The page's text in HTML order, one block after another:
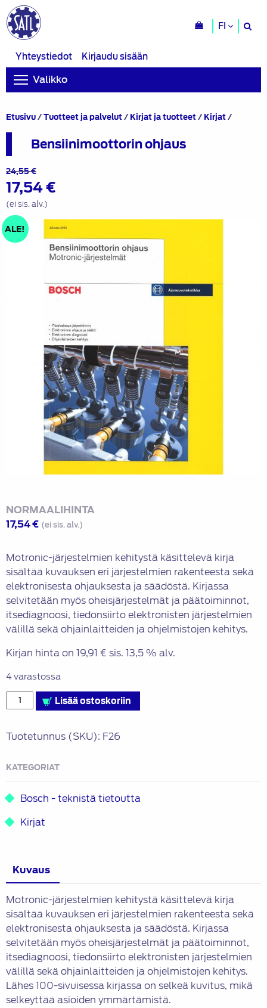
FI
Yhteystiedot
Kirjaudu sisään
Valikko
Etusivu/Tuotteet ja palvelut/ Kirjat ja tuotteet/ Kirjat/
Bensiinimoottorin ohjaus
24,55€
Alkuperäinen
hinta
oli:
24,55 €.
17,54€
Nykyinen
hinta
on:
17,54 €.
(ei sis. alv.)
ALE!
NORMAALIHINTA
17,54€ (ei sis. alv.)
Motronic-järjestelmien kehitystä käsittelevä kirja
sisältää kuvauksen eri järjestelmien rakenteesta sekä
elektronisesta ohjauksesta ja säädöstä. Kirjassa
selvitetään myös oheisjärjestelmät ja päätoiminnot,
itsediagnoosi, tiedonsiirto elektronisten järjestelmien
välillä sekä ohjainlaitteiden ja ohjelmistojen kehitys.
Kirjan hinta on 19,91 € sis. 13,5 % alv.
4 varastossa
Bensiinimoottorin
ohjaus
Lisää ostoskoriin
Tuotetunnus (SKU): F26
KATEGORIAT
Bosch - teknistä tietoutta
Kirjat
Kuvaus
Motronic-järjestelmien kehitystä käsittelevä kirja
sisältää kuvauksen eri järjestelmien rakenteesta sekä
elektronisesta ohjauksesta ja säädöstä. Kirjassa
selvitetään myös oheisjärjestelmät ja päätoiminnot,
itsediagnoosi, tiedonsiirto elektronisten järjestelmien
välillä sekä ohjainlaitteiden ja ohjelmistojen kehitys.
Lähes 100-sivuisessa kirjassa on selkeä kuvitus, mikä
selkeyttää asioiden ymmärtämistä.